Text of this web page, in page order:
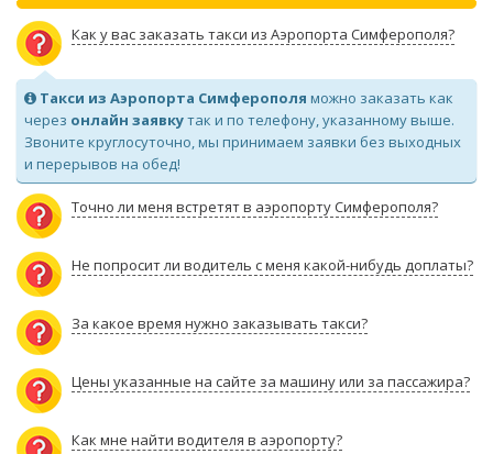
Как у вас заказать такси из Аэропорта Симферополя?
Такси из Аэропорта Симферополя можно заказать как
через онлайн заявкутак и по телефону, указанному выше.
Звоните круглосуточно, мы принимаем заявки без выходных
и перерывов на обед!
Точно ли меня встретят в аэропорту Симферополя?
Не попросит ли водитель с меня какой-нибудь доплаты?
За какое время нужно заказывать такси?
Цены указанные на сайте за машину или за пассажира?
Как мне найти водителя в аэропорту?